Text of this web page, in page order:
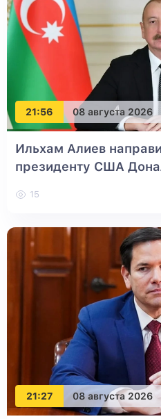
21:56 08 августа 2026
Ильхам Алиев
президенту США
15
21:27 08 августа 2026